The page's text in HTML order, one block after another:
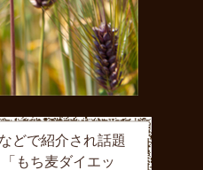
どで紹介され話題
もち麦ダイエッ